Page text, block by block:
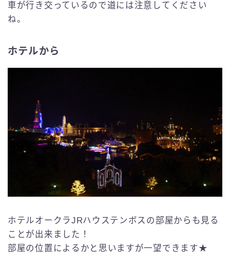
車が行き交っているので道には注意してください
ね。
ホテルから
ホテルオークラJRハウステンボスの部屋からも見る
ことが出来ました！
部屋の位置によるかと思いますが一望できます★